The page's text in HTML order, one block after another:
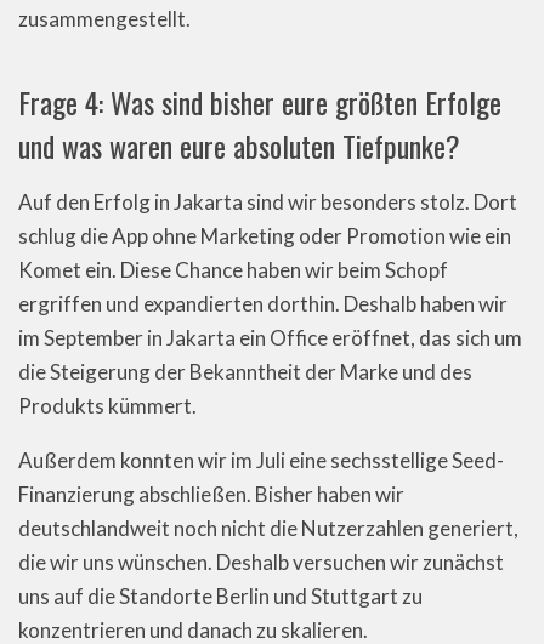
zusammengestellt.
Frage 4: Was sind bisher eure größten Erfolge
und was waren eure absoluten Tiefpunke?
Auf den Erfolg in Jakarta sind wir besonders stolz. Dort
schlug die App ohne Marketing oder Promotion wie ein
Komet ein. Diese Chance haben wir beim Schopf
ergriffen und expandierten dorthin. Deshalb haben wir
im September in Jakarta ein Office eröffnet, das sich um
die Steigerung der Bekanntheit der Marke und des
Produkts kümmert.
Außerdem konnten wir im Juli eine sechsstellige Seed-
Finanzierung abschließen. Bisher haben wir
deutschlandweit noch nicht die Nutzerzahlen generiert,
die wir uns wünschen. Deshalb versuchen wir zunächst
uns auf die Standorte Berlin und Stuttgart zu
konzentrieren und danach zu skalieren.